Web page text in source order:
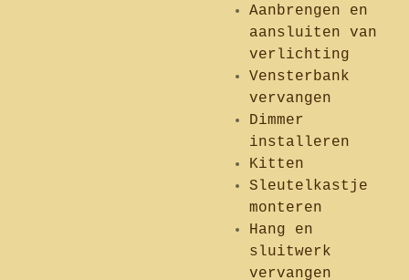
Aanbrengen en
aansluiten van
verlichting
Vensterbank
vervangen
Dimmer
installeren
Kitten
Sleutelkastje
monteren
Hang en
sluitwerk
vervangen